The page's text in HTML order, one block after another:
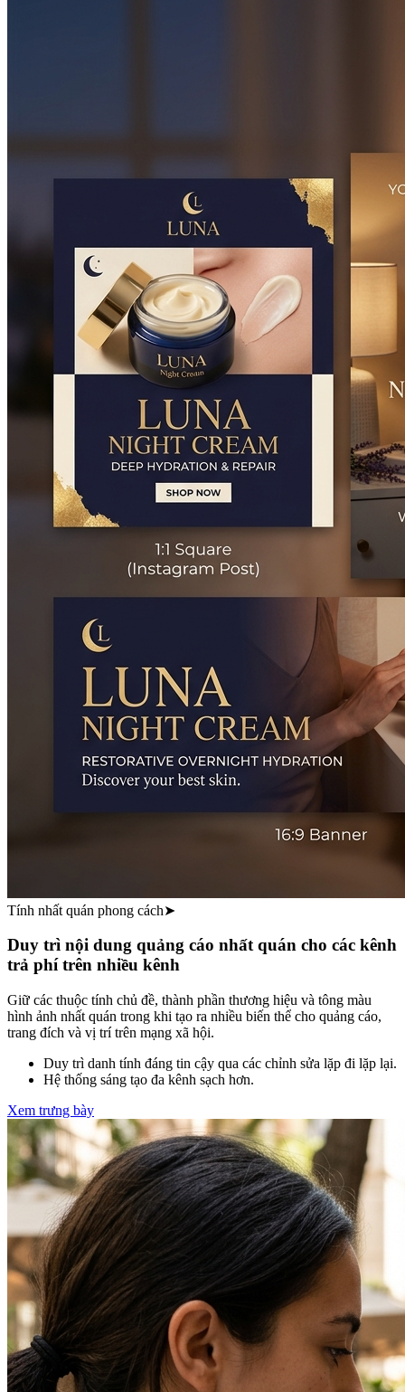
Tính nhất quán phong cách➤
Duy trì nội dung quảng cáo nhất quán cho các kênh
trả phí trên nhiều kênh
Giữ các thuộc tính chủ đề, thành phần thương hiệu và tông màu
hình ảnh nhất quán trong khi tạo ra nhiều biến thể cho quảng cáo,
trang đích và vị trí trên mạng xã hội.
Duy trì danh tính đáng tin cậy qua các chỉnh sửa lặp đi lặp lại.
Hệ thống sáng tạo đa kênh sạch hơn.
Xem trưng bày